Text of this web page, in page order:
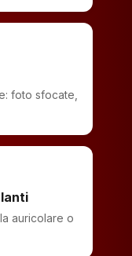
foto sfocate,
auricolare o